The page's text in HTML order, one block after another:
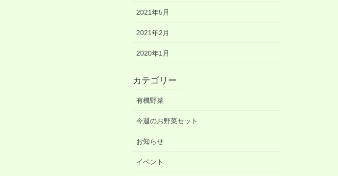
2021年5月
2021年2月
2020年1月
カテゴリー
有機野菜
今週のお野菜セット
お知らせ
イベント